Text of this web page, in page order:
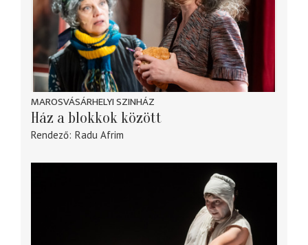
MAROSVÁSÁRHELYI SZINHÁZ
Ház a blokkok között
Rendező Radu Afrim